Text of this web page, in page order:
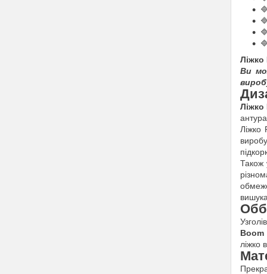
Ліжко
Ви
Ліжко
Ліжко
Також
Boom
ліжко